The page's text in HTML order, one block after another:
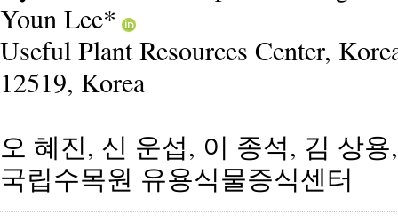
Youn Lee*
Useful Plant Resources Center,
12519, Korea
오 혜진, 신 운섭, 이 종석, 김 상
국립수목원 유용식물증식센터